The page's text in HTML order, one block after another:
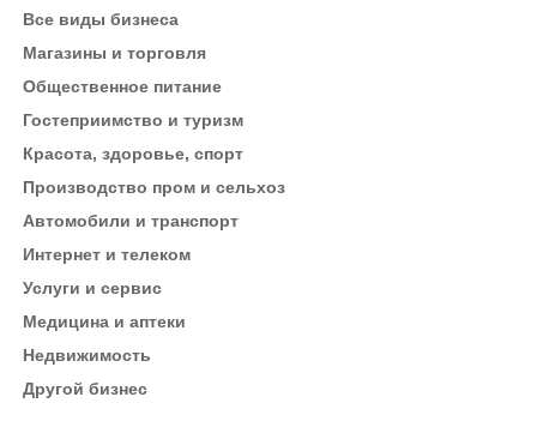
Все виды бизнеса
Магазины и торговля
Общественное питание
Гостеприимство и туризм
Красота, здоровье, спорт
Производство пром и сельхоз
Автомобили и транспорт
Интернет и телеком
Услуги и сервис
Медицина и аптеки
Недвижимость
Другой бизнес